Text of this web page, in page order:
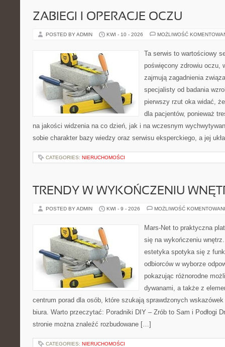
ZABIEGI I OPERACJE OCZU
POSTED BY ADMIN KWI - 10 - 2026 MOŻLIWOŚĆ
Ta serwis to wartościowy
poświęcony zdrowiu oczu,
zajmują zagadnienia
specjalisty od badania
pierwszy rzut oka widać,
dla pacjentów, ponieważ
na jakości widzenia na co dzień, jak i na wczesnym
sobie charakter bazy wiedzy oraz serwisu eksperckiego, a jej
CATEGORIES: NIERUCHOMOŚCI
TRENDY W WYKOŃCZENIU
POSTED BY ADMIN KWI - 9 - 2026 MOŻLIWOŚĆ
Mars-Net to praktyczna
się na wykończeniu
estetyka spotyka się z
odbiorców w wyborze
pokazując różnorodne
dywanami, a także z
centrum porad dla osób, które szukają sprawdzonych
biura. Warto przeczytać: Poradniki DIY – Zrób to Sam i Podłogi
stronie można znaleźć rozbudowane […]
CATEGORIES: NIERUCHOMOŚCI